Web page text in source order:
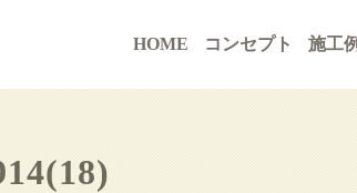
HOME コンセプト 施工例